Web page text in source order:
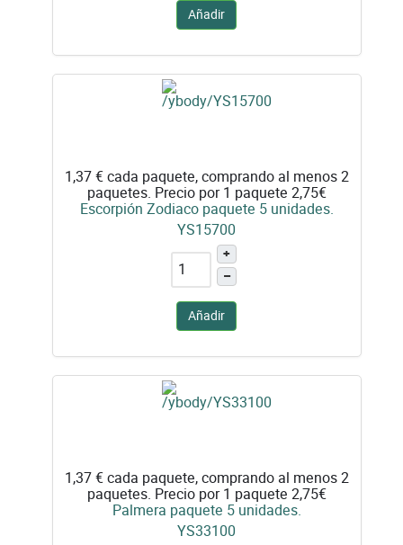
Añadir
1,37 €cada paquete, comprando al menos 2
paquetes. Precio por 1 paquete 2,75€
Escorpión Zodiaco paquete 5 unidades.
YS15700
+
–
Añadir
1,37 €cada paquete, comprando al menos 2
paquetes. Precio por 1 paquete 2,75€
Palmera paquete 5 unidades.
YS33100